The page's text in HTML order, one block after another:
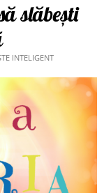
slăbești
INTELIGENT